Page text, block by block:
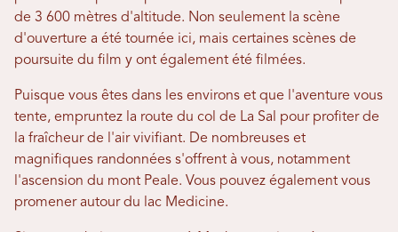
de 3 600 mètres d'altitude. Non seulement la scène
d'ouverture a été tournée ici, mais certaines scènes de
poursuite du film y ont également été filmées.
Puisque vous êtes dans les environs et que l'aventure vous
tente, empruntez la route du col de La Sal pour profiter de
la fraîcheur de l'air vivifiant. De nombreuses et
magnifiques randonnées s'offrent à vous, notamment
l'ascension du mont Peale. Vous pouvez également vous
promener autour du lac Medicine.